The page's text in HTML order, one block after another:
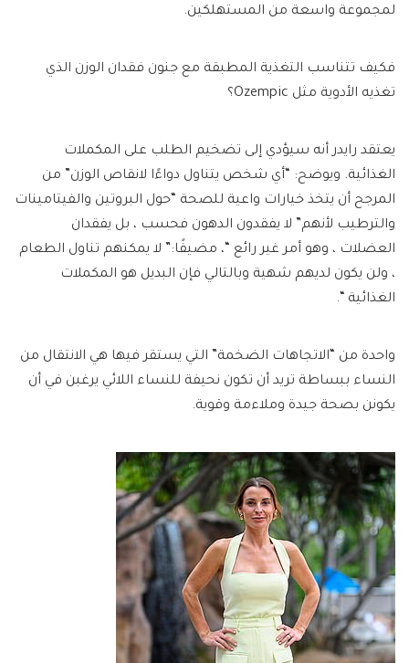
لمجموعة واسعة من المستهلكين.
فكيف تتناسب التغذية المطبقة مع جنون فقدان الوزن الذي
تغذيه الأدوية مثل Ozempic؟
يعتقد رايدر أنه سيؤدي إلى تضخيم الطلب على المكملات
الغذائية. ويوضح: “أي شخص يتناول دواءًا لانقاص الوزن” من
المرجح أن يتخذ خيارات واعية للصحة “حول البروتين والفيتامينات
والترطيب لأنهم” لا يفقدون الدهون فحسب ، بل يفقدان
العضلات ، وهو أمر غير رائع “، مضيفًا:” لا يمكنهم تناول الطعام
، ولن يكون لديهم شهية وبالتالي فإن البديل هو المكملات
الغذائية “.
واحدة من “الاتجاهات الضخمة” التي يستقر فيها هي الانتقال من
النساء ببساطة تريد أن تكون نحيفة للنساء اللائي يرغبن في أن
يكونن بصحة جيدة وملاءمة وقوية.